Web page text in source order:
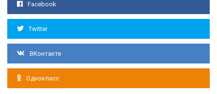
Facebook
Twitter
ВКонтакте
Однокласс